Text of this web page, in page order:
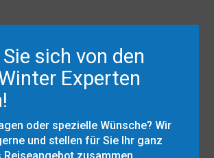
sich von den
Experten
oder spezielle Wünsche? Wir
und stellen für Sie Ihr ganz